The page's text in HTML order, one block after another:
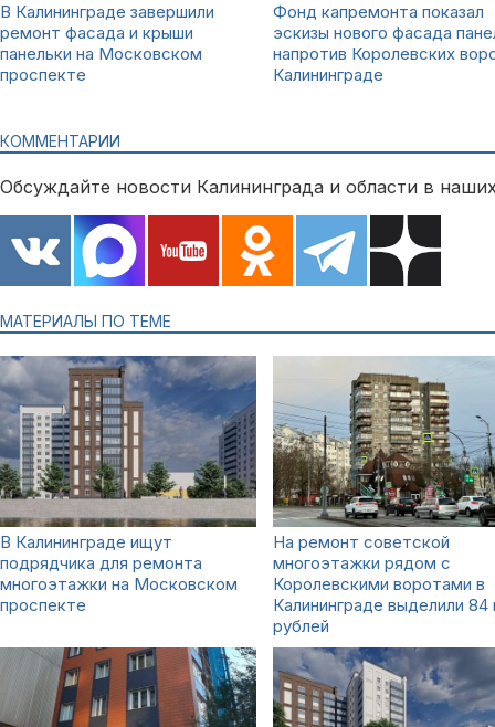
В Калининграде завершили
ремонт фасада и крыши
панельки на Московском
проспекте
Фонд капремонта показал
эскизы нового фасада
напротив Королевских
Калининграде
КОММЕНТАРИИ
Обсуждайте новости Калининграда и области в
МАТЕРИАЛЫ ПО ТЕМЕ
В Калининграде ищут
подрядчика для ремонта
многоэтажки на Московском
проспекте
На ремонт советской
многоэтажки рядом с
Королевскими воротами в
Калининграде выделили 84
рублей